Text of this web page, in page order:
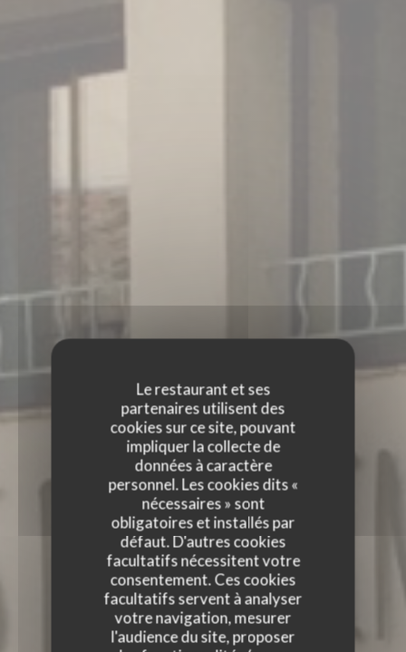
Le restaurant et ses
partenaires utilisent des
cookies sur ce site, pouvant
impliquer la collecte de
données à caractère
personnel. Les cookies dits «
nécessaires » sont
obligatoires et installés par
défaut. D'autres cookies
facultatifs nécessitent votre
consentement. Ces cookies
facultatifs servent à analyser
votre navigation, mesurer
l'audience du site, proposer